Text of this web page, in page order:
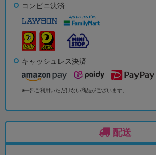
コンビニ決済
キャッシュレス決済
※一部ご利用いただけない商品がございます。
配送